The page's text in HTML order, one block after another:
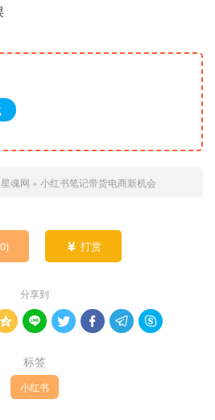
星魂网 » 小红书笔记带货电商新机会
0)  打赏
分享到
     
标签
小红书